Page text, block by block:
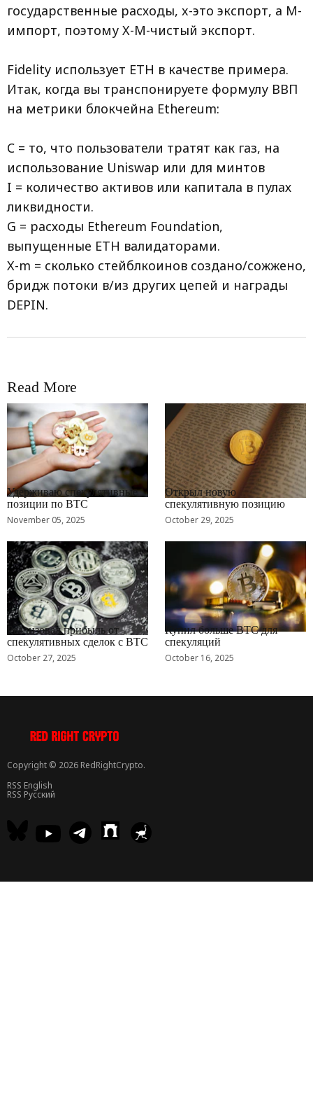
государственные расходы, x-это экспорт, а M-
импорт, поэтому X-M-чистый экспорт.
Fidelity использует ETH в качестве примера.
Итак, когда вы транспонируете формулу ВВП
на метрики блокчейна Ethereum:
C = то, что пользователи тратят как газ, на
использование Uniswap или для минтов
I = количество активов или капитала в пулах
ликвидности.
G = расходы Ethereum Foundation,
выпущенные ETH валидаторами.
X-m = сколько стейблкоинов создано/сожжено,
бридж потоки в/из других цепей и награды
DEPIN.
Read More
RRCNEWS_RU
Удерживаю спекулятивные
позиции по BTC
November 05, 2025
RRCNEWS_RU
Открыл новую
спекулятивную позицию
October 29, 2025
RRCNEWS_RU
Реализовал прибыль от
спекулятивных сделок с BTC
October 27, 2025
RRCNEWS_RU
Купил больше BTC для
спекуляций
October 16, 2025
Copyright © 2026 RedRightCrypto.
RSS English
RSS Русский